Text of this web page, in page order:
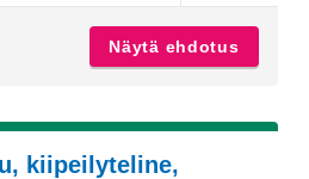
Näytä ehdotus
kiipeilyteline,